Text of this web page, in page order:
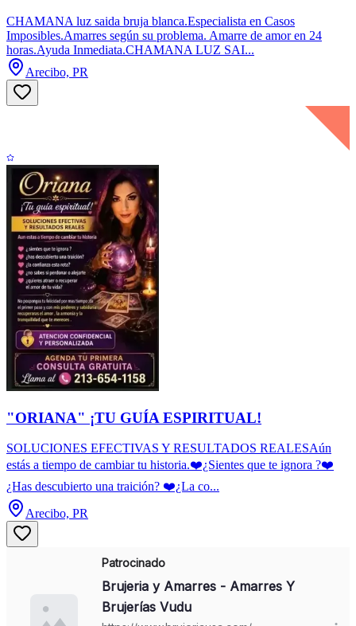
CHAMANA luz saida bruja blanca.Especialista en Casos
Imposibles.Amarres según su problema. Amarre de amor en 24
horas.Ayuda Inmediata.CHAMANA LUZ SAI...
Arecibo, PR
"ORIANA" ¡TU GUÍA ESPIRITUAL!
SOLUCIONES EFECTIVAS Y RESULTADOS REALESAún
estás a tiempo de cambiar tu historia.❤️¿Sientes que te ignora ?❤️
¿Has descubierto una traición? ❤️¿La co...
Arecibo, PR